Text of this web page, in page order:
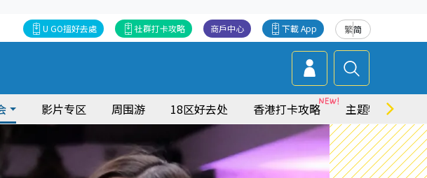
繁简
下載 App
商戶中心
社群打卡攻略
U GO搵好去處
影片专区 周围游 18区好去处 香港打卡攻略 主题特集